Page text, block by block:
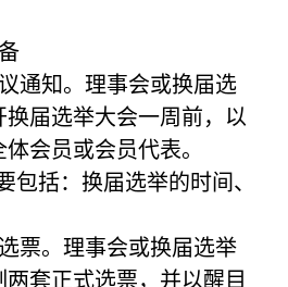
通知。理事会或换届选
届选举大会一周前，以
会员或会员代表。
包括：换届选举的时间、
票。理事会或换届选举
套正式选票，并以醒目